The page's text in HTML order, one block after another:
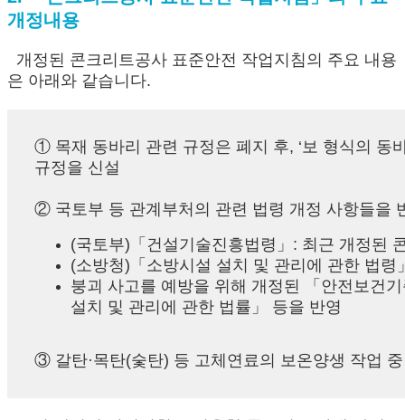
개정내용
개정된 콘크리트공사 표준안전 작업지침의 주요 내용
은 아래와 같습니다.
① 목재 동바리 관련 규정은 폐지 후, ‘보 형식의 동
규정을 신설
② 국토부 등 관계부처의 관련 법령 개정 사항들을
(국토부)「건설기술진흥법령」: 최근 개정된
(소방청)「소방시설 설치 및 관리에 관한 법
붕괴 사고를 예방을 위해 개정된 「안전보건
설치 및 관리에 관한 법률」 등을 반영
③ 갈탄·목탄(숯탄) 등 고체연료의 보온양생 작업